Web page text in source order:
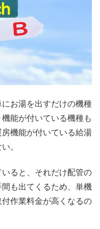
お湯を出すだけの機種
能が付いている機種も
機能が付いている給湯
。
ると、それだけ配管の
も出てくるため、単機
作業料金が高くなるの